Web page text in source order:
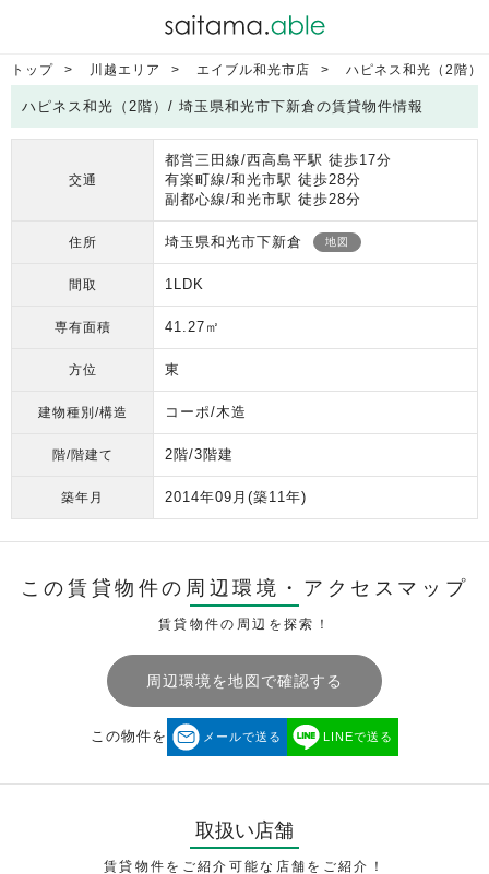
トップ 川越エリア エイブル和光市店 ハピネス和光（2階）
ハピネス和光（2階）/ 埼玉県和光市下新倉の賃貸物件情報
交通
都営三田線/西高島平駅 徒歩17分
有楽町線/和光市駅 徒歩28分
副都心線/和光市駅 徒歩28分
住所 埼玉県和光市下新倉 地図
間取 1LDK
専有面積 41.27㎡
方位 東
建物種別/構造 コーポ/木造
階/階建て 2階/3階建
築年月 2014年09月 (築11年)
この賃貸物件の周辺環境・ アクセスマップ
賃貸物件の周辺を探索！
周辺環境を地図で確認する
この物件を メールで送る LINEで送る
取扱い店舗
賃貸物件をご紹介可能な店舗をご紹介！